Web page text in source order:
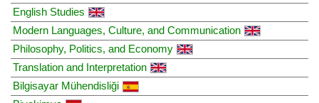
English Studies
Modern Languages, Culture, and Communication
Philosophy, Politics, and Economy
Translation and Interpretation
Bilgisayar Mühendisliği